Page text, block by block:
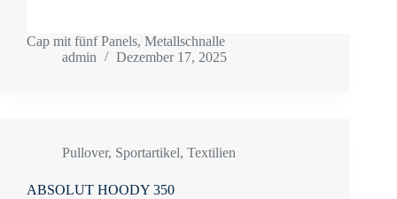
Cap mit fünf Panels, Metallschnalle
admin
Dezember 17, 2025
Pullover, Sportartikel, Textilien
ABSOLUT HOODY 350